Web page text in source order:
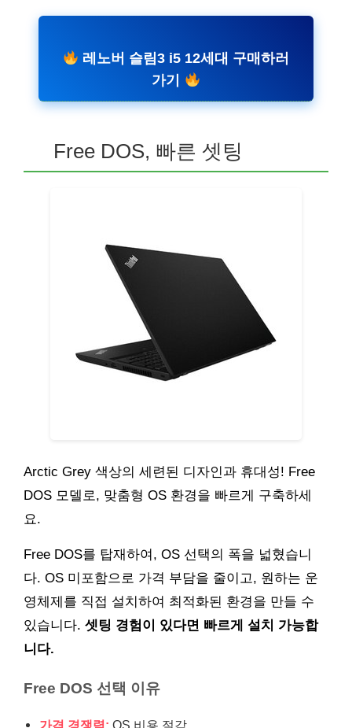
레노버 슬림3 i5 12세대 구매하러
가기
Free DOS, 빠른 셋팅
Arctic Grey 색상의 세련된 디자인과 휴대성! Free
DOS 모델로, 맞춤형 OS 환경을 빠르게 구축하세
요.
Free DOS를 탑재하여, OS 선택의 폭을 넓혔습니
다. OS 미포함으로 가격 부담을 줄이고, 원하는 운
영체제를 직접 설치하여 최적화된 환경을 만들 수
있습니다. 셋팅 경험이 있다면 빠르게 설치 가능합
니다.
Free DOS 선택 이유
가격 경쟁력: OS 비용 절감